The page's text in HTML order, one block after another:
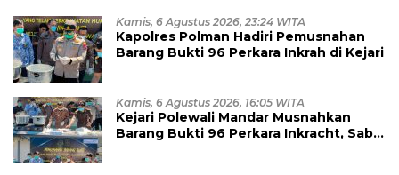
Kamis, 6 Agustus 2026, 23:24 WITA
Kapolres Polman Hadiri Pemusnahan
Barang Bukti 96 Perkara Inkrah di Kejari
Kamis, 6 Agustus 2026, 16:05 WITA
Kejari Polewali Mandar Musnahkan
Barang Bukti 96 Perkara Inkracht, Sabu